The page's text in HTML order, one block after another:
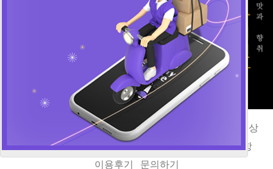
오시는길 풍기인삼이야기
제조영상
홍삼정
홍삼액 키즈홍삼액 기타홍삼제품
공지사항
이용후기
문의하기